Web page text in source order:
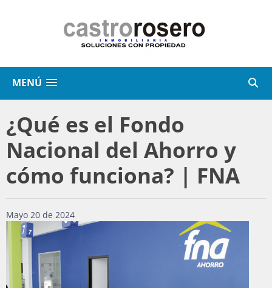
MENÚ
¿Qué es el Fondo
Nacional del Ahorro y
cómo funciona? | FNA
Mayo 20 de 2024